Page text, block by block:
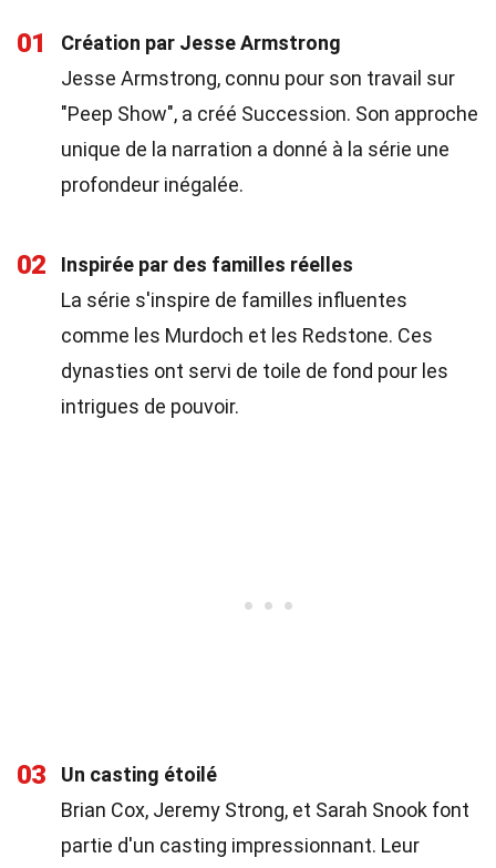
01
Création par Jesse Armstrong
Jesse Armstrong, connu pour son travail sur
"Peep Show", a créé Succession. Son approche
unique de la narration a donné à la série une
profondeur inégalée.
02
Inspirée par des familles réelles
La série s'inspire de familles influentes
comme les Murdoch et les Redstone. Ces
dynasties ont servi de toile de fond pour les
intrigues de pouvoir.
03
Un casting étoilé
Brian Cox, Jeremy Strong, et Sarah Snook font
partie d'un casting impressionnant. Leur